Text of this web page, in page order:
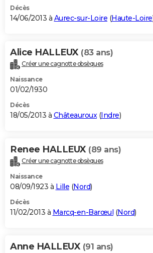
Décès
14/06/2013 à Aurec-sur-Loire (Haute-Loire
Alice HALLEUX (83 ans)
Créer une cagnotte obsèques
Naissance
01/02/1930
Décès
18/05/2013 à Châteauroux(Indre)
Renee HALLEUX (89 ans)
Créer une cagnotte obsèques
Naissance
08/09/1923 à Lille (Nord)
Décès
11/02/2013 à Marcq-en-Barœul (Nord)
Anne HALLEUX (91 ans)